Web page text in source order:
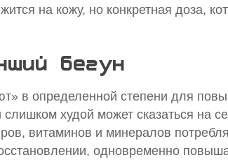
на кожу, но конкретная доза,
бегун
в определенной степени для
слишком худой может сказаться на
витаминов и минералов
одновременно